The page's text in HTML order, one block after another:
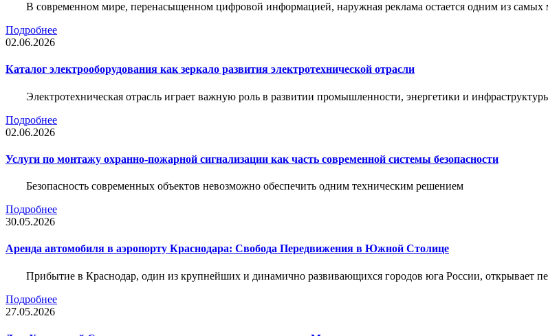
В современном мире, перенасыщенном цифровой информацией, наружная реклама остается одним из
Подробнее
02.06.2026
Каталог электрооборудования как зеркало развития электротехнической отрасли
Электротехническая отрасль играет важную роль в развитии промышленности, энергетики и
Подробнее
02.06.2026
Услуги по монтажу охранно-пожарной сигнализации как часть современной системы безопасности
Безопасность современных объектов невозможно обеспечить одним техническим решением
Подробнее
30.05.2026
Аренда автомобиля в аэропорту Краснодара: Свобода Передвижения в Южной Столице
Прибытие в Краснодар, один из крупнейших и динамично развивающихся городов юга России, открывает
Подробнее
27.05.2026